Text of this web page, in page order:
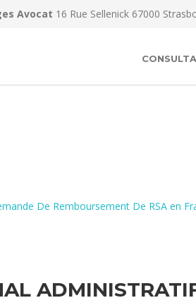
Avocat 16 Rue Sellenick 67000
De Remboursement De RSA en